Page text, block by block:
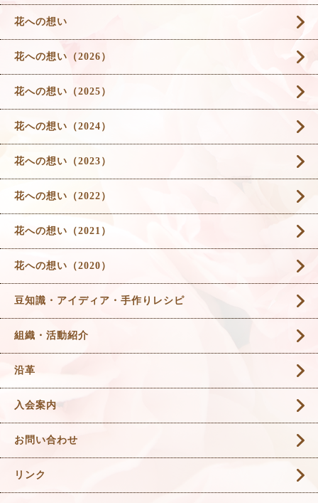
花への想い
花への想い（2026）
花への想い（2025）
花への想い（2024）
花への想い（2023）
花への想い（2022）
花への想い（2021）
花への想い（2020）
豆知識・アイディア・手作りレシピ
組織・活動紹介
沿革
入会案内
お問い合わせ
リンク